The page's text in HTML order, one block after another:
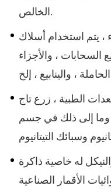
الخالص.
، يتم استخدام أسلاك
السحابات ، والأجزاء
الطبية ، زرع تاج
، وما إلى ذلك في جسم
له خاصية ذاكرة
الأقمار الصناعية